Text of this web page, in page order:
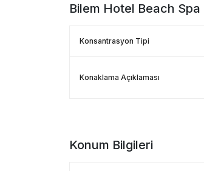
Bilem Hotel Beach Spa
Konsantrasyon Tipi
Konaklama Açıklaması
Konum Bilgileri